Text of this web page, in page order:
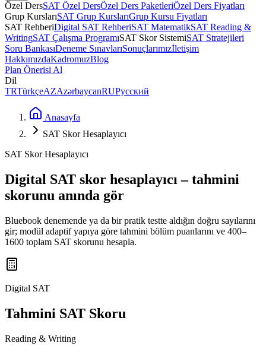
Özel DersSAT Özel DersÖzel Ders PaketleriÖzel Ders Fiyatları
Grup KurslarıSAT Grup KurslarıGrup Kursu Fiyatları
SAT RehberiDigital SAT RehberiSAT MatematikSAT Reading &
WritingSAT Çalışma ProgramıSAT Skor SistemiSAT Stratejileri
Soru BankasıDeneme SınavlarıSonuçlarımızİletişim
HakkımızdaKadromuzBlog
Plan Önerisi Al
Dil
TRTürkçeAZAzərbaycanRUРусский
Anasayfa
SAT Skor Hesaplayıcı
SAT Skor Hesaplayıcı
Digital SAT skor hesaplayıcı – tahmini
skorunu anında gör
Bluebook denemende ya da bir pratik testte aldığın doğru sayılarını
gir; modül adaptif yapıya göre tahmini bölüm puanlarını ve 400–
1600 toplam SAT skorunu hesapla.
Digital SAT
Tahmini SAT Skoru
Reading & Writing